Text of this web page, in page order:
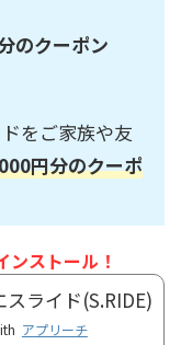
のクーポン
をご家族や友
円分のクーポ
ストール！
ライド(S.RIDE)
アプリーチ